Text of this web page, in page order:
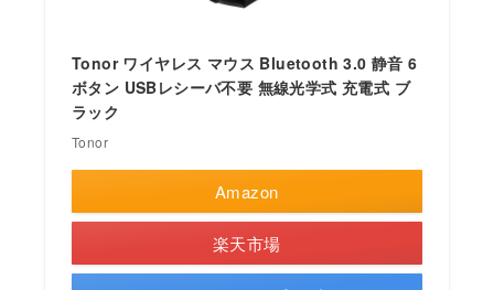
Tonor ワイヤレス マウス Bluetooth 3.0 静音 6
ボタン USBレシーバ不要 無線光学式 充電式 ブ
ラック
Tonor
Amazon
楽天市場